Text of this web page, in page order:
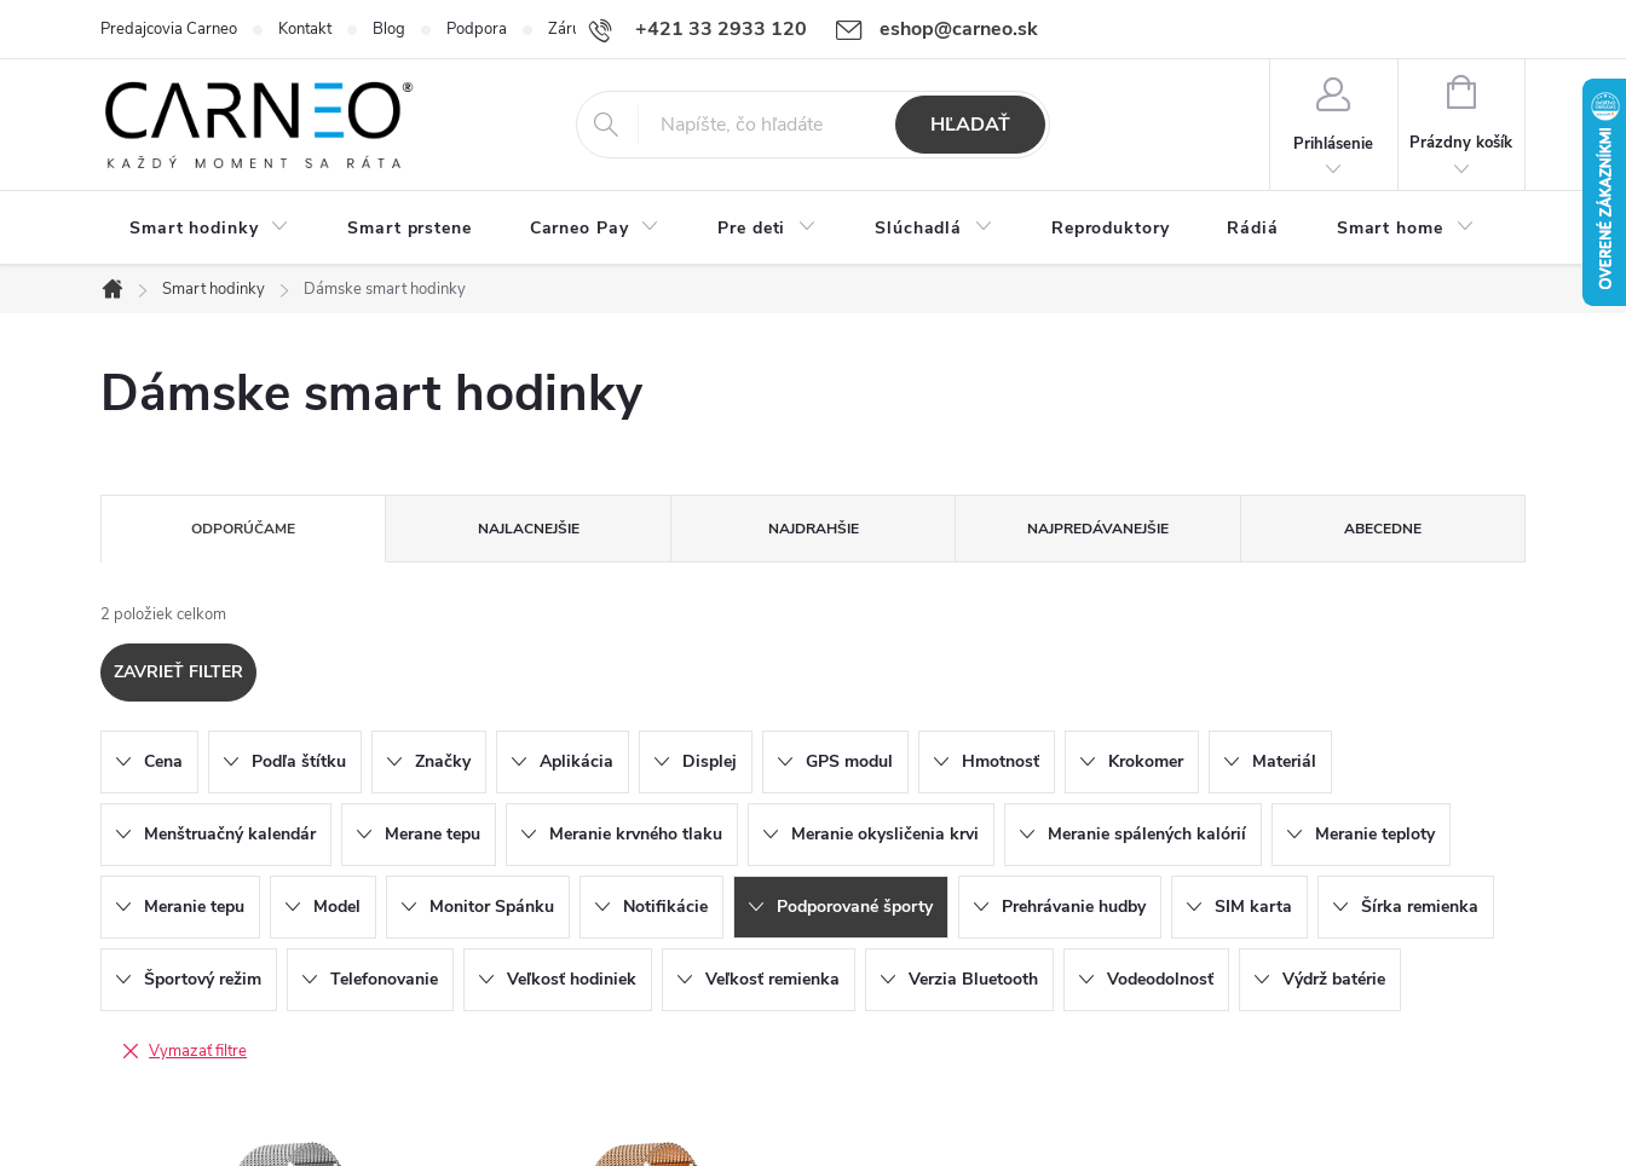
+421 33 2933 120 eshop@carneo.sk
Predajcovia Carneo Kontakt Blog Podpora Záručný a pozáručný servis Carneo Obchodné podmienky Ochrana osobných údajov
HĽADAŤ
Prihlásenie
NÁKUPNÝ
Prázdny košík
Smart hodinky Smart prstene Carneo Pay Pre deti Slúchadlá Reproduktory Rádiá Smart home Kamery
Domov
Smart hodinky Dámske smart hodinky
Dámske smart hodinky
a
d
e
n
i
e
p
r
o
ODPORÚČAME NAJLACNEJŠIE NAJDRAHŠIE NAJPREDÁVANEJŠIE ABECEDNE
2 položiek celkom
ZAVRIEŤ FILTER
Cena Podľa štítku Značky Aplikácia Displej GPS modul Hmotnosť Krokomer Materiál
Menštruačný kalendár Merane tepu Meranie krvného tlaku Meranie okysličenia krvi Meranie spálených kalórií Meranie teploty
Meranie tepu Model Monitor Spánku Notifikácie Podporované športy Prehrávanie hudby SIM karta Šírka remienka
Športový režim Telefonovanie Veľkosť hodiniek Veľkosť remienka Verzia Bluetooth Vodeodolnosť Výdrž batérie
Vymazať filtre